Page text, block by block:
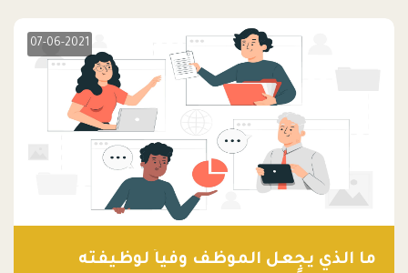
07-06-2021
ما الذي يجعل الموظف وفياً لوظيفته